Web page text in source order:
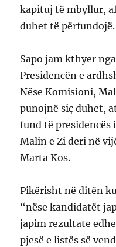
kapituj të mbyllur,
duhet të përfundojë.
Sapo jam kthyer
Presidencën e
Nëse Komisioni,
punojnë siç duhet,
fund të presidencës
Malin e Zi deri në
Marta Kos.
Pikërisht në ditën
“nëse kandidatët
japim rezultate
pjesë e listës së